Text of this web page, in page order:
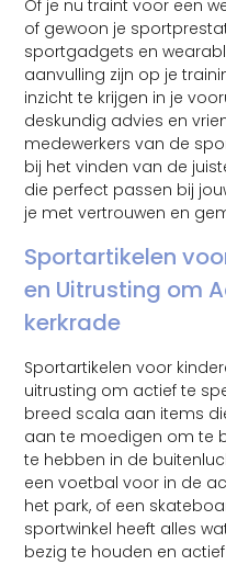
Of je nu traint voor een
of gewoon je
sportgadgets en
aanvulling zijn op je
inzicht te krijgen in je
deskundig advies en
medewerkers van de
bij het vinden van de
die perfect passen bij
je met vertrouwen en
Sportartikelen
en Uitrusting om
kerkrade
Sportartikelen voor
uitrusting om actief te
breed scala aan items
aan te moedigen om te
te hebben in de
een voetbal voor in de
het park, of een
sportwinkel heeft alles
bezig te houden en